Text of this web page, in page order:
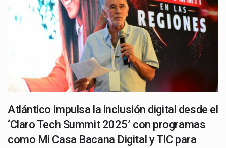
Atlántico impulsa la inclusión digital desde el
‘Claro Tech Summit 2025’ con programas
como Mi Casa Bacana Digital y TIC para